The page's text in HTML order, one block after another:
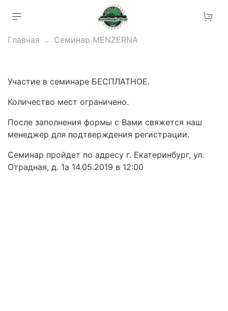
Главная Семинар MENZERNA
Участие в семинаре БЕСПЛАТНОЕ.
Количество мест ограничено.
После заполнения формы с Вами свяжется наш
менеджер для подтверждения регистрации.
Семинар пройдет по адресу г. Екатеринбург, ул.
Отрадная, д. 1а 14.05.2019 в 12:00